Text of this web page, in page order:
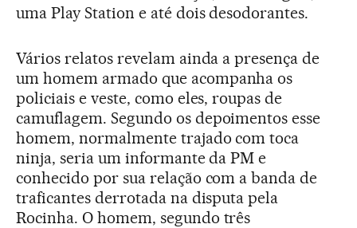
uma Play Station e até dois desodorantes.
Vários relatos revelam ainda a presença de
um homem armado que acompanha os
policiais e veste, como eles, roupas de
camuflagem. Segundo os depoimentos esse
homem, normalmente trajado com toca
ninja, seria um informante da PM e
conhecido por sua relação com a banda de
traficantes derrotada na disputa pela
Rocinha. O homem, segundo três